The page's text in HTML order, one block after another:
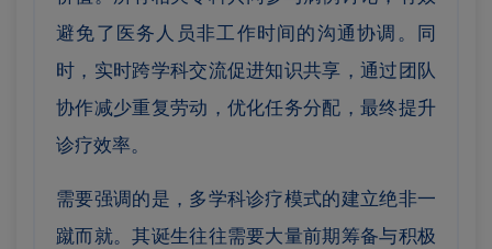
避免了医务人员非工作时间的沟通协调。同
时，实时跨学科交流促进知识共享，通过团队
协作减少重复劳动，优化任务分配，最终提升
诊疗效率。
需要强调的是，多学科诊疗模式的建立绝非一
蹴而就。其诞生往往需要大量前期筹备与积极